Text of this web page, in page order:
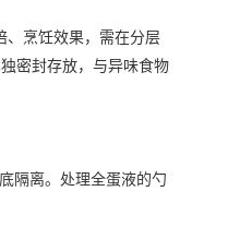
烹饪效果，需在分层
密封存放，与异味食物
隔离。处理全蛋液的勺